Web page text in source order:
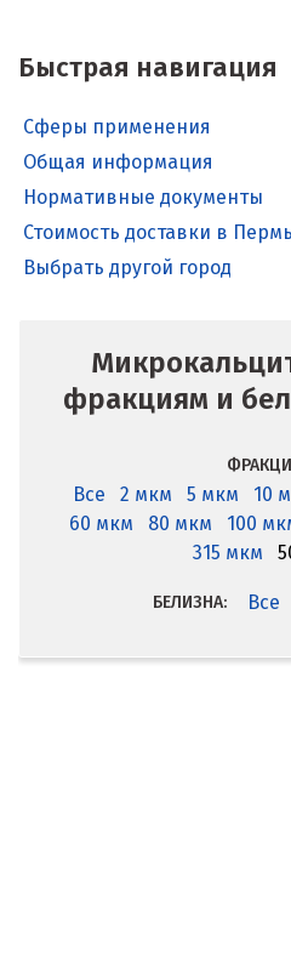
Быстрая навигация
Сферы применения
Общая информация
Нормативные документы
Стоимость доставки в Пермь
Выбрать другой город
фракциям и
Все 2 мкм 5 мкм 10
60 мкм
80 мкм 100
315 мкм
БЕЛИЗНА: Все